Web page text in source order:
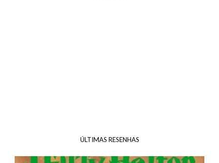
ÚLTIMAS RESENHAS